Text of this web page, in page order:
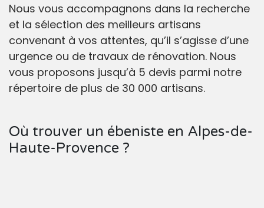
Nous vous accompagnons dans la recherche
et la sélection des meilleurs artisans
convenant à vos attentes, qu’il s’agisse d’une
urgence ou de travaux de rénovation. Nous
vous proposons jusqu’à 5 devis parmi notre
répertoire de plus de 30 000 artisans.
Où trouver un ébeniste en Alpes-de-
Haute-Provence ?